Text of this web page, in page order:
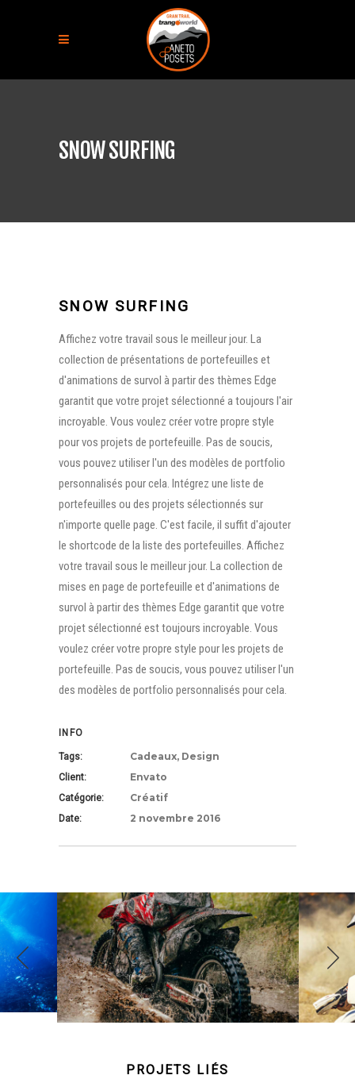
SNOW SURFING
SNOW SURFING
Affichez votre travail sous le meilleur jour. La
collection de présentations de portefeuilles et
d'animations de survol à partir des thèmes Edge
garantit que votre projet sélectionné a toujours l'air
incroyable. Vous voulez créer votre propre style
pour vos projets de portefeuille. Pas de soucis,
vous pouvez utiliser l'un des modèles de portfolio
personnalisés pour cela. Intégrez une liste de
portefeuilles ou des projets sélectionnés sur
n'importe quelle page. C'est facile, il suffit d'ajouter
le shortcode de la liste des portefeuilles. Affichez
votre travail sous le meilleur jour. La collection de
mises en page de portefeuille et d'animations de
survol à partir des thèmes Edge garantit que votre
projet sélectionné est toujours incroyable. Vous
voulez créer votre propre style pour les projets de
portefeuille. Pas de soucis, vous pouvez utiliser l'un
des modèles de portfolio personnalisés pour cela.
INFO
Tags: Cadeaux, Design
Client: Envato
Catégorie: Créatif
Date: 2 novembre 2016
PROJETS LIÉS